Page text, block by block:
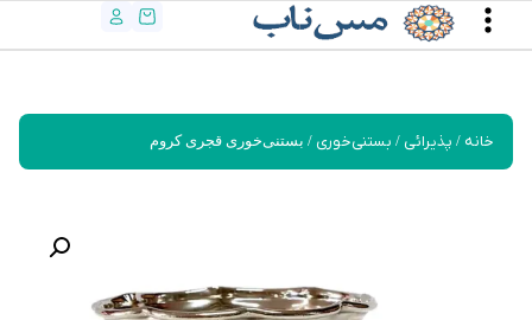
خانه / پذیرائی / بستنی‌خوری / بستنی‌خوری قجری کروم